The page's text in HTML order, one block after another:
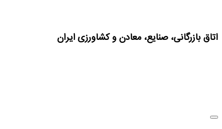
اتاق بازرگانی، صنایع، معادن و کشاورزی ایران